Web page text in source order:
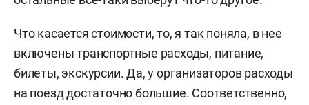
Что касается стоимости, то, я так поняла, в нее
включены транспортные расходы, питание,
билеты, экскурсии. Да, у организаторов расходы
на поезд достаточно большие. Соответственно,